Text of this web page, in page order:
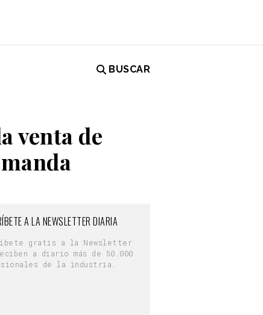
BUSCAR
venta de
A LA NEWSLETTER DIARIA
gratis a la Newsletter
a diario más de 50.000
de la industria.